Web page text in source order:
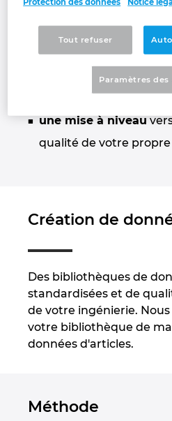
exemple pour pouvoir
des schémas sans
traitements dans une
cas, les schémas
à l'original;
une mise à niveau
qualité de votre
Création de
Des bibliothèques de
standardisées et de
de votre ingénierie.
votre bibliothèque de
données d'articles.
Méthode
Greece
India
Indonesia
Ireland
Israel
Protection des données
Notice
Tout refuser
Paramètres des